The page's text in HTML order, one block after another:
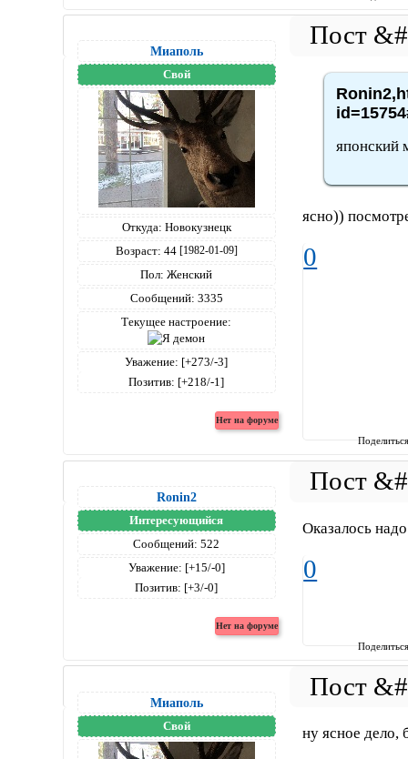
Миаполь
Свой
Откуда: Новокузнецк
Возраст: 44 [1982-01-09]
Пол: Женский
Сообщений: 3335
Текущее настроение:
Уважение: [+273/-3]
Позитив: [+218/-1]
японский
ясно))
0
Ronin2
Интересующийся
Сообщений: 522
Уважение: [+15/-0]
Позитив: [+3/-0]
Оказалось
0
Миаполь
Свой ну ясное дело,